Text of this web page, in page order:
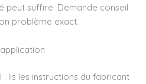
peut suffire. Demande conseil
problème exact.
: lis les instructions du fabricant